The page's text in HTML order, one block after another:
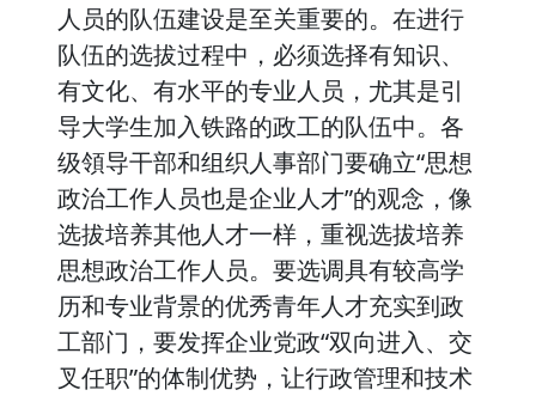
人员的队伍建设是至关重要的。在进行
队伍的选拔过程中，必须选择有知识、
有文化、有水平的专业人员，尤其是引
导大学生加入铁路的政工的队伍中。各
级領导干部和组织人事部门要确立“思想
政治工作人员也是企业人才”的观念，像
选拔培养其他人才一样，重视选拔培养
思想政治工作人员。要选调具有较高学
历和专业背景的优秀青年人才充实到政
工部门，要发挥企业党政“双向进入、交
叉任职”的体制优势，让行政管理和技术